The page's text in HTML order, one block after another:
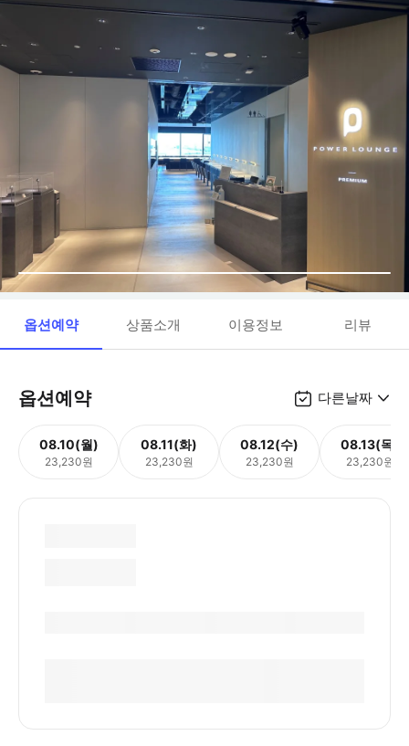
옵션예약 상품소개 이용정보 리뷰
옵션예약 다른날짜
08.10(월)
23,230원
08.11(화)
23,230원
08.12(수)
23,230원
08.13(목)
23,230원